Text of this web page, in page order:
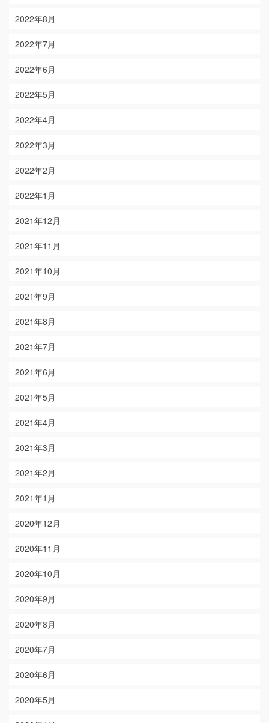
2022年8月
2022年7月
2022年6月
2022年5月
2022年4月
2022年3月
2022年2月
2022年1月
2021年12月
2021年11月
2021年10月
2021年9月
2021年8月
2021年7月
2021年6月
2021年5月
2021年4月
2021年3月
2021年2月
2021年1月
2020年12月
2020年11月
2020年10月
2020年9月
2020年8月
2020年7月
2020年6月
2020年5月